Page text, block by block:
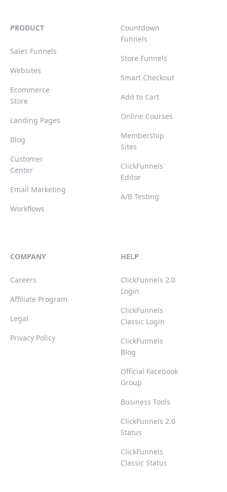
PRODUCT
Sales Funnels
Websites
Ecommerce
Store
Landing Pages
Blog
Customer
Center
Email Marketing
Workflows
Countdown
Funnels
Store Funnels
Smart Checkout
Add to Cart
Online Courses
Membership
Sites
ClickFunnels
Editor
A/B Testing
COMPANY
Careers
Affiliate Program
Legal
Privacy Policy
HELP
ClickFunnels 2.0
Login
ClickFunnels
Classic Login
ClickFunnels
Blog
Official Facebook
Group
Business Tools
ClickFunnels 2.0
Status
ClickFunnels
Classic Status